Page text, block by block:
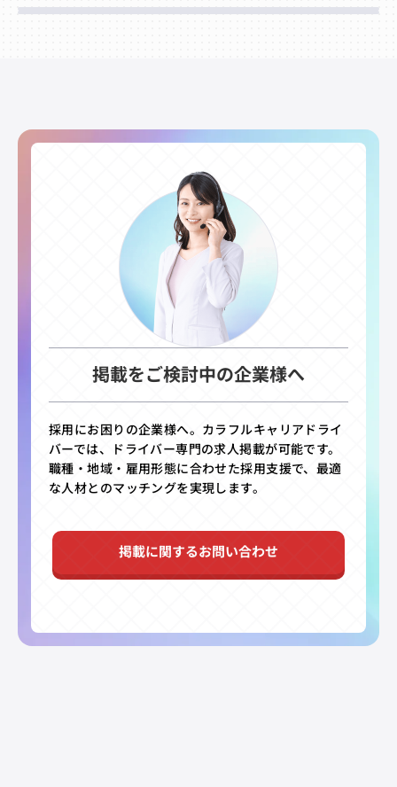
掲載をご検討中の企業様へ
採用にお困りの企業様へ。カラフルキャリアドライ
バーでは、ドライバー専門の求人掲載が可能です。
職種・地域・雇用形態に合わせた採用支援で、最適
な人材とのマッチングを実現します。
掲載に関するお問い合わせ